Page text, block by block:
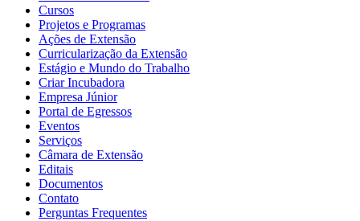
Cursos
Projetos e Programas
Ações de Extensão
Curricularização da Extensão
Estágio e Mundo do Trabalho
Criar Incubadora
Empresa Júnior
Portal de Egressos
Eventos
Serviços
Câmara de Extensão
Editais
Documentos
Contato
Perguntas Frequentes